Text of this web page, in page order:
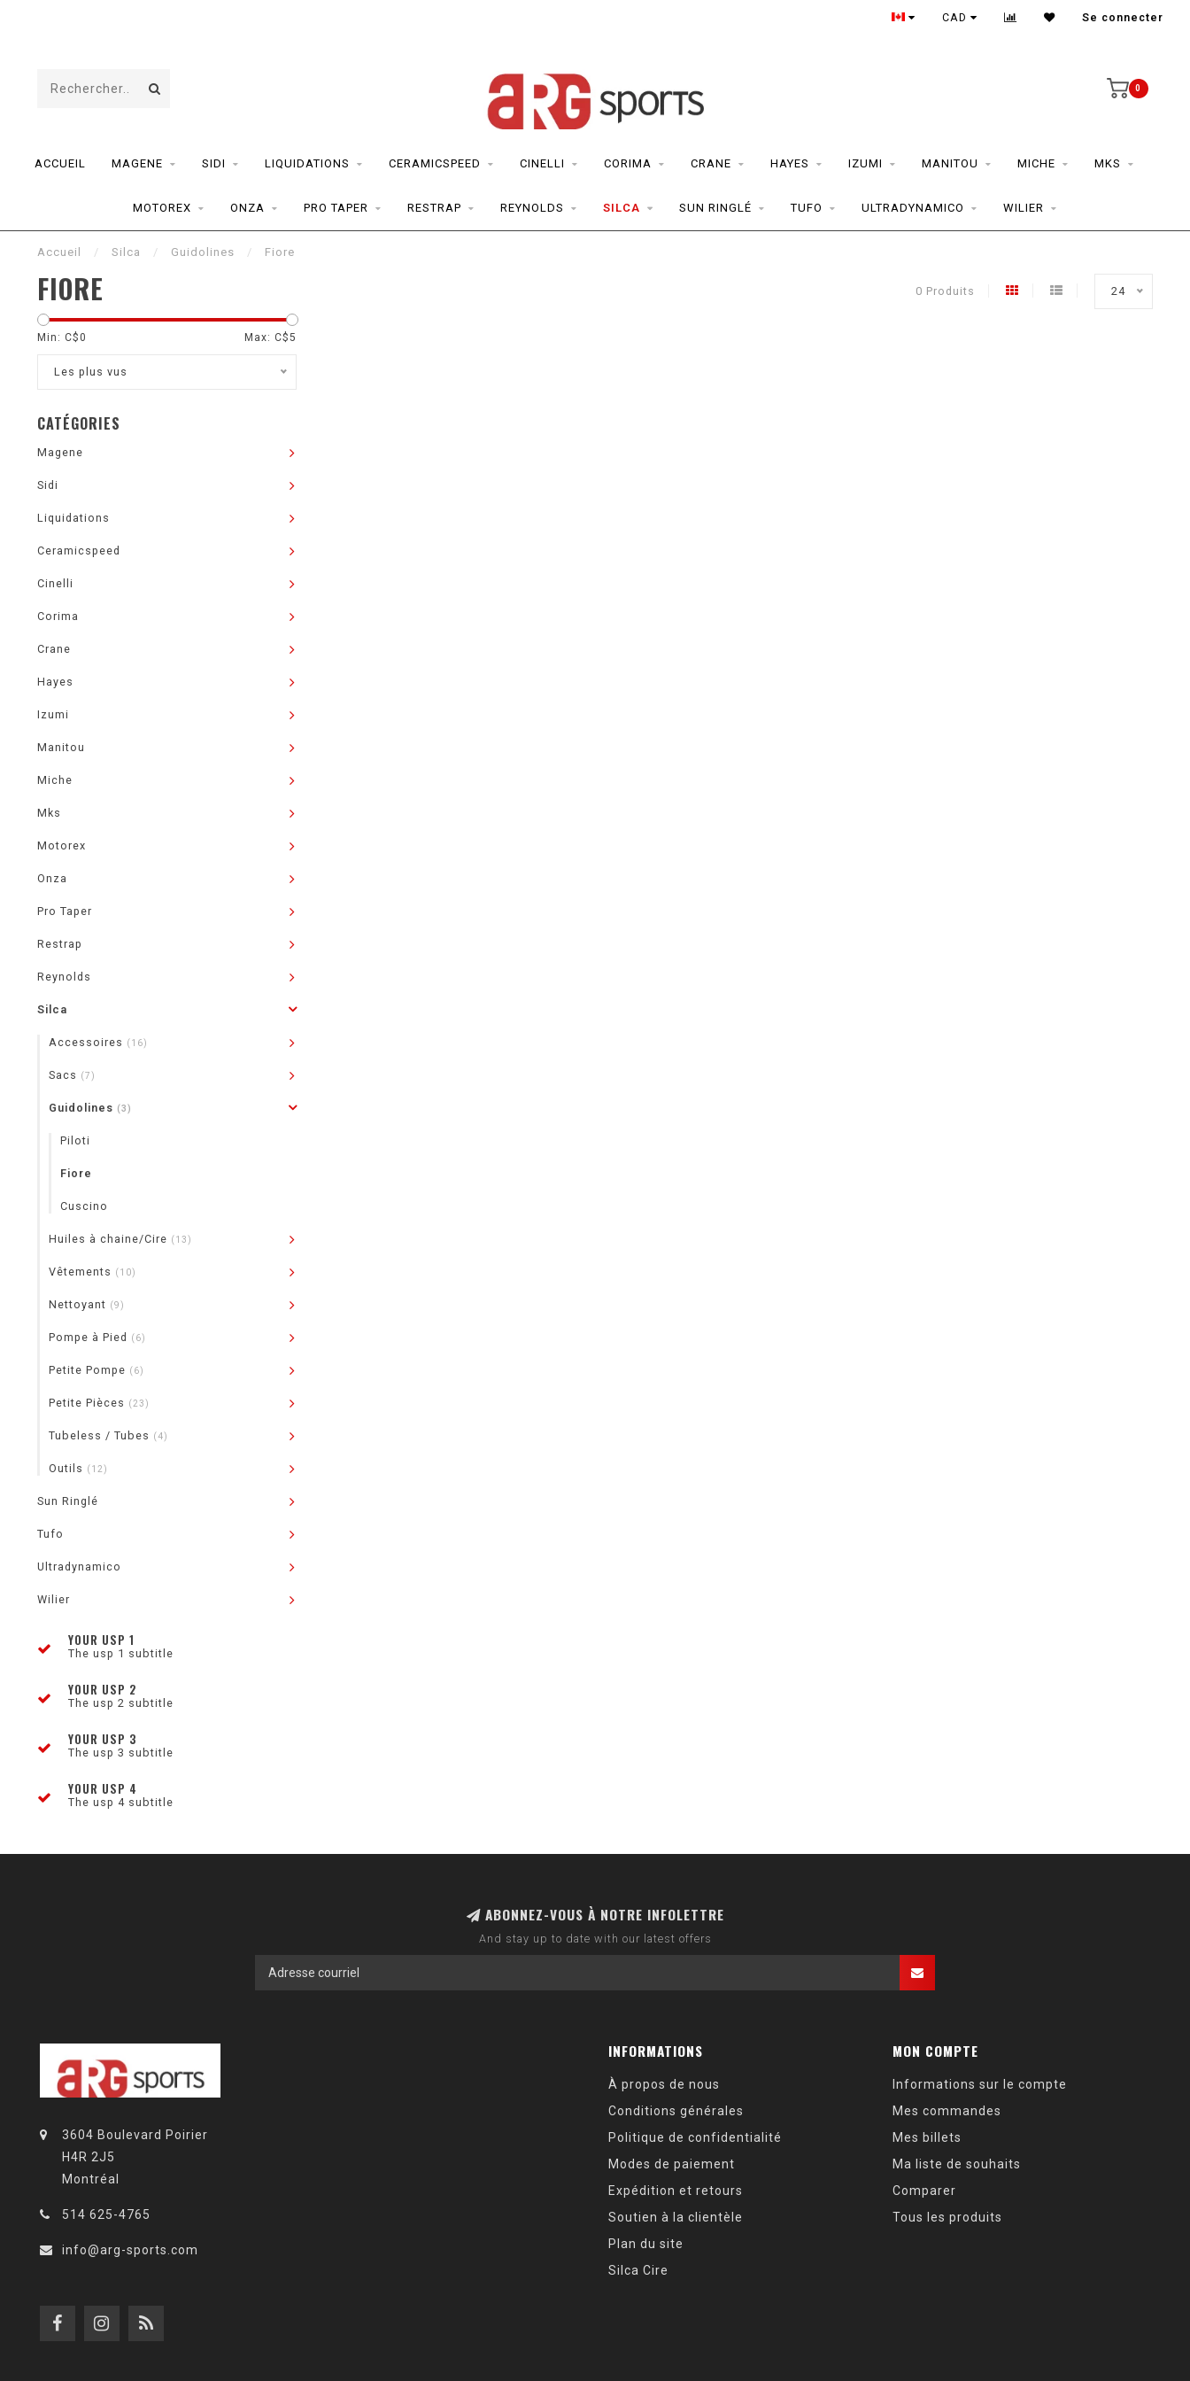
CAD Se connecter
0
ACCUEIL MAGENE SIDI LIQUIDATIONS CERAMICSPEED CINELLI CORIMA CRANE HAYES IZUMI MANITOU MICHE MKS
MOTOREX ONZA PRO TAPER RESTRAP REYNOLDS SILCA SUN RINGLÉ TUFO ULTRADYNAMICO WILIER
Accueil / Silca / Guidolines / Fiore
FIORE 0 Produits 24
Min: C$0 Max: C$5
Les plus vus
CATÉGORIES
Magene
Sidi
Liquidations
Ceramicspeed
Cinelli
Corima
Crane
Hayes
Izumi
Manitou
Miche
Mks
Motorex
Onza
Pro Taper
Restrap
Reynolds
Silca
Accessoires (16)
Sacs (7)
Guidolines (3)
Piloti
Fiore
Cuscino
Huiles à chaine/Cire (13)
Vêtements (10)
Nettoyant (9)
Pompe à Pied (6)
Petite Pompe (6)
Petite Pièces (23)
Tubeless / Tubes (4)
Outils (12)
Sun Ringlé
Tufo
Ultradynamico
Wilier
YOUR USP 1
The usp 1 subtitle
YOUR USP 2
The usp 2 subtitle
YOUR USP 3
The usp 3 subtitle
YOUR USP 4
The usp 4 subtitle
ABONNEZ-VOUS À NOTRE INFOLETTRE
And stay up to date with our latest offers
3604 Boulevard Poirier
H4R 2J5
Montréal
514 625-4765
info@arg-sports.com
INFORMATIONS
À propos de nous
Conditions générales
Politique de confidentialité
Modes de paiement
Expédition et retours
Soutien à la clientèle
Plan du site
Silca Cire
MON COMPTE
Informations sur le compte
Mes commandes
Mes billets
Ma liste de souhaits
Comparer
Tous les produits